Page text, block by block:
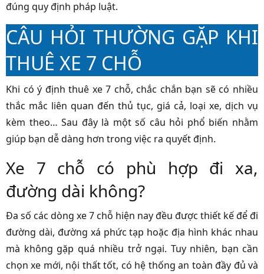
đúng quy định pháp luật.
CÂU HỎI THƯỜNG GẶP KHI
THUÊ XE 7 CHỖ
Khi có ý định thuê xe 7 chỗ, chắc chắn bạn sẽ có nhiều
thắc mắc liên quan đến thủ tục, giá cả, loại xe, dịch vụ
kèm theo… Sau đây là một số câu hỏi phổ biến nhằm
giúp bạn dễ dàng hơn trong việc ra quyết định.
Xe 7 chỗ có phù hợp đi xa,
đường dài không?
Đa số các dòng xe 7 chỗ hiện nay đều được thiết kế để đi
đường dài, đường xá phức tạp hoặc địa hình khác nhau
mà không gặp quá nhiều trở ngại. Tuy nhiên, bạn cần
chọn xe mới, nội thất tốt, có hệ thống an toàn đầy đủ và